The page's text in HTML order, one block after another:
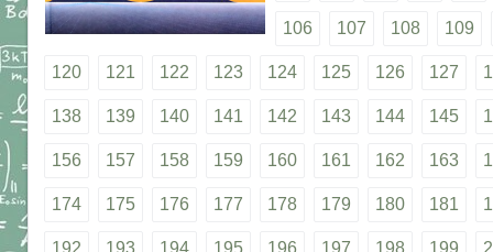
106 107 108 109
120 121 122 123 124 125 126 127
138 139 140 141 142 143 144 145
156 157 158 159 160 161 162 163
174 175 176 177 178 179 180 181
192 193 194 195 196 197 198 199